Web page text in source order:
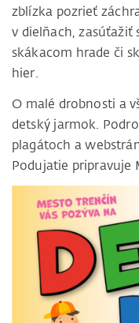
zblízka pozrieť
v dielňach, zasúťažiť
skákacom hrade či
hier.
O malé drobnosti a
detský jarmok.
plagátoch a
Podujatie pripravuje